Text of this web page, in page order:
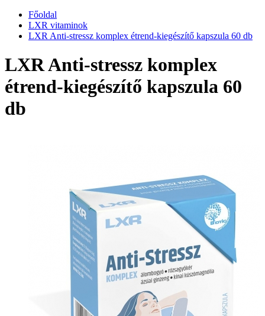
Főoldal
LXR vitaminok
LXR Anti-stressz komplex étrend-kiegészítő kapszula 60 db
LXR Anti-stressz komplex
étrend-kiegészítő kapszula 60
db